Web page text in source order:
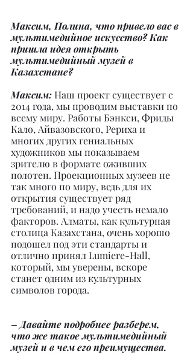
Максим, Полина, что привело вас в
мультимедийное искусство? Как
пришла идея открыть
мультимедийный музей в
Казахстане?
Максим: Наш проект существует с
2014 года, мы проводим выставки по
всему миру. Работы Бэнкси, Фриды
Кало, Айвазовского, Рериха и
многих других гениальных
художников мы показываем
зрителю в формате оживших
полотен. Проекционных музеев не
так много по миру, ведь для их
открытия существует ряд
требований, и надо учесть немало
факторов. Алматы, как культурная
столица Казахстана, очень хорошо
подошел под эти стандарты и
отлично принял Lumiere-Hall,
который, мы уверены, вскоре
станет одним из культурных
символов города.
– Давайте подробнее разберем,
что же такое мультимедийный
музей и в чем его преимущества.